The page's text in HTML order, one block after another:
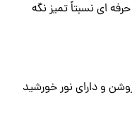
ای نسبتاً تمیز نگه
و دارای نور خورشید